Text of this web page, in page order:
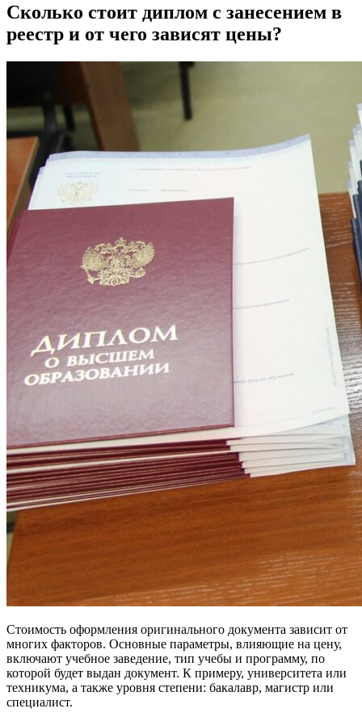
Сколько стоит диплом с занесением в
реестр и от чего зависят цены?
Стоимость оформления оригинального документа зависит от
многих факторов. Основные параметры, влияющие на цену,
включают учебное заведение, тип учебы и программу, по
которой будет выдан документ. К примеру, университета или
техникума, а также уровня степени: бакалавр, магистр или
специалист.